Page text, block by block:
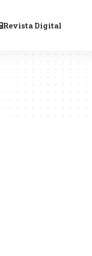
Revista Digital